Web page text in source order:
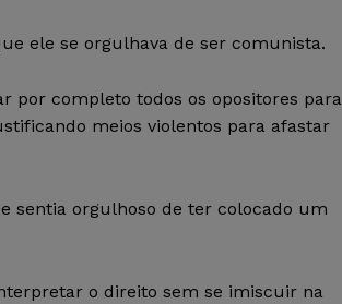
ele se orgulhava de ser comunista.
por completo todos os opositores para
meios violentos para afastar
sentia orgulhoso de ter colocado um
o direito sem se imiscuir na